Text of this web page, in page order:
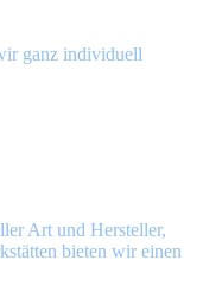
ganz individuell
Art und Hersteller,
bieten wir einen